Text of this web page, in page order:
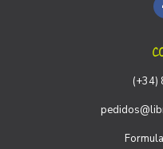
(+34)